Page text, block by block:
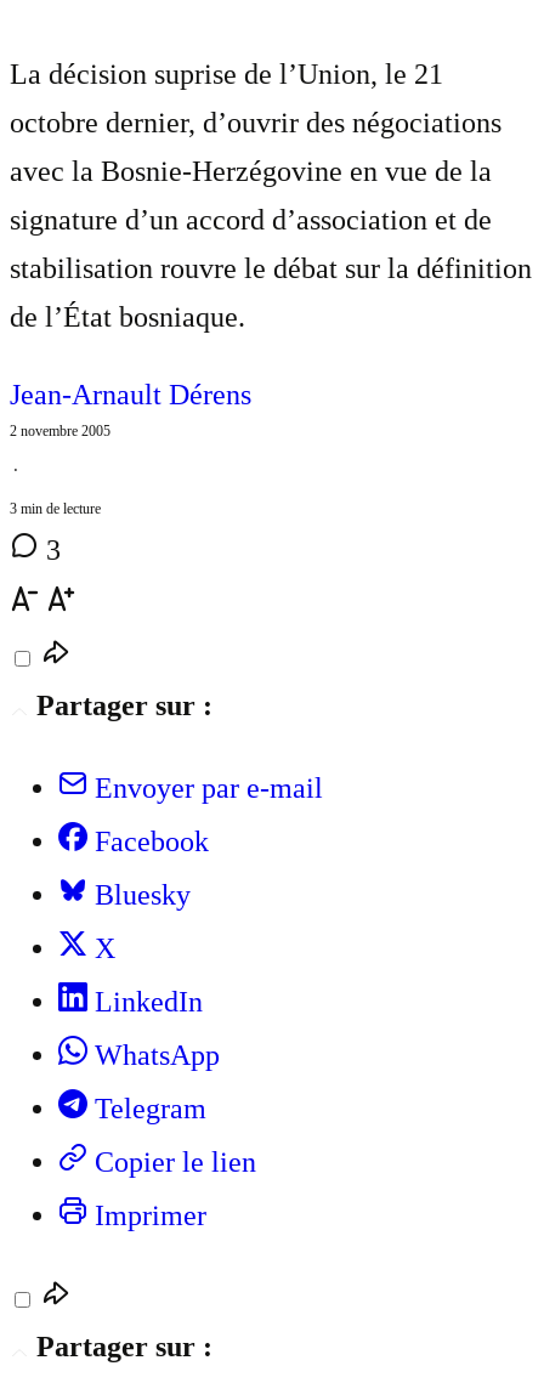
La décision suprise de l’Union, le 21
octobre dernier, d’ouvrir des négociations
avec la Bosnie-Herzégovine en vue de la
signature d’un accord d’association et de
stabilisation rouvre le débat sur la définition
de l’État bosniaque.
Jean-Arnault Dérens
2 novembre 2005
⋅
3 min de lecture
3
Partager sur :
Envoyer par e-mail
Facebook
Bluesky
X
LinkedIn
WhatsApp
Telegram
Copier le lien
Imprimer
Partager sur :